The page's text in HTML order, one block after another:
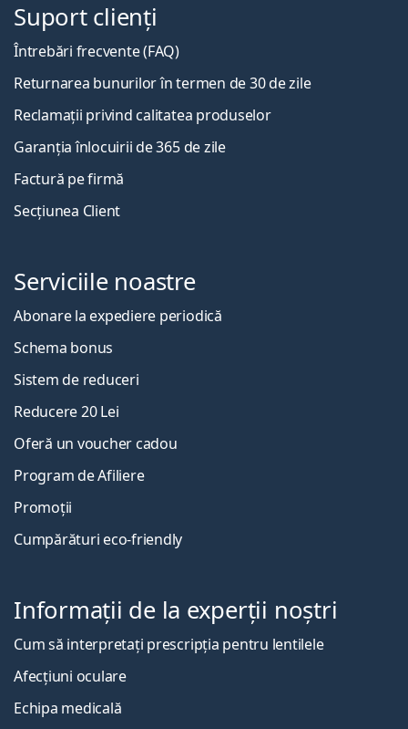
Suport clienți
Întrebări frecvente (FAQ)
Returnarea bunurilor în termen de 30 de zile
Reclamații privind calitatea produselor
Garanția înlocuirii de 365 de zile
Factură pe firmă
Secțiunea Client
Serviciile noastre
Abonare la expediere periodică
Schema bonus
Sistem de reduceri
Reducere 20 Lei
Oferă un voucher cadou
Program de Afiliere
Promoții
Cumpărături eco-friendly
Informații de la experții noștri
Cum să interpretați prescripția pentru lentilele
Afecțiuni oculare
Echipa medicală